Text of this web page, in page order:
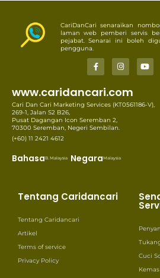
CariDanCari senaraikan
laman web pemberi servis
pejabat. Senarai ini boleh
pengguna.
www.caridancari.com
Cari Dan Cari Marketing Services (KT0561186-V),
269-1, Jalan S2 B26,
Pusat Dagangan Icon Seremban 2,
70300 Seremban, Negeri Sembilan.
(+60) 11 2421 4612
BahasaB. Malaysia NegaraMalaysia
Tentang Caridancari
Tentang Caridancari
Artikel
Terms of service
Privacy Policy
Cuci